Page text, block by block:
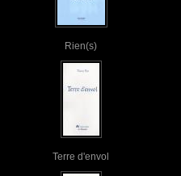
Rien(s)
Terre d'envol